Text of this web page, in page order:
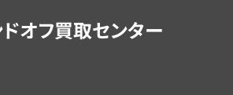
オフ買取センター